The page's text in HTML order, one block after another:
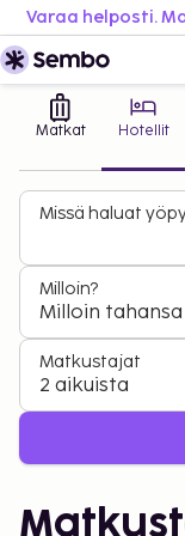
Matkat Hotellit
Missä haluat
Milloin?
Milloin tahansa
Matkustajat
2 aikuista